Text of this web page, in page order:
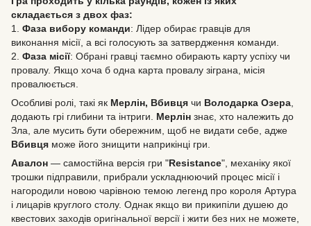
складається з двох фаз:
1. Фаза вибору команди: Лідер обирає гравців для
виконання місії, а всі голосують за затвердження команди.
2. Фаза місії: Обрані гравці таємно обирають карту успіху чи
провалу. Якщо хоча б одна карта провалу зіграна, місія
провалюється.
Особливі ролі, такі як Мерлін, Вбивця чи Володарка Озера
додають грі глибини та інтриги. Мерлін знає, хто належить до
Зла, але мусить бути обережним, щоб не видати себе, адже
Вбивця може його знищити наприкінці гри.
Авалон — самостійна версія гри "Resistance", механіку якої
трошки підправили, прибрали ускладнюючий процес місії і
нагородили новою чарівною темою легенд про короля Артура
і лицарів круглого столу. Однак якщо ви прикипіли душею до
квестових заходів оригінальної версії і жити без них не можете,